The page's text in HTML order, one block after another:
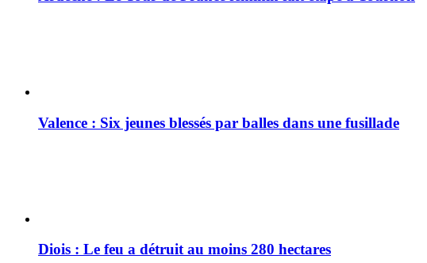
Valence : Six jeunes blessés par balles dans une fusillade
Diois : Le feu a détruit au moins 280 hectares